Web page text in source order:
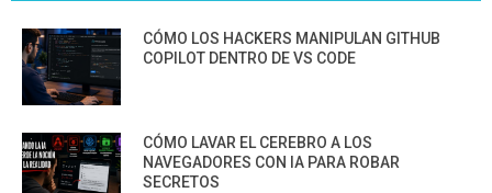
CÓMO LOS HACKERS MANIPULAN GITHUB
COPILOT DENTRO DE VS CODE
CÓMO LAVAR EL CEREBRO A LOS
NAVEGADORES CON IA PARA ROBAR
SECRETOS